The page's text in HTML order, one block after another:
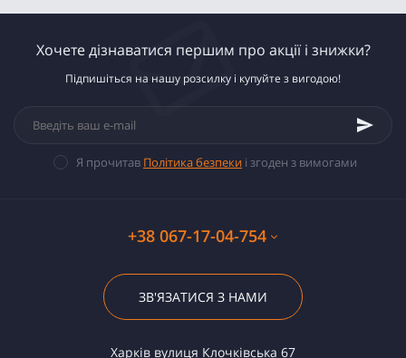
Хочете дізнаватися першим про акції і знижки?
Підпишіться на нашу розсилку і купуйте з вигодою!
Я прочитав Політика безпеки і згоден з вимогами
+38 067-17-04-754
ЗВ'ЯЗАТИСЯ З НАМИ
Харків вулиця Клочківська 67